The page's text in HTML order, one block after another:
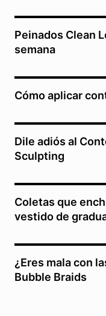
Peinados Clean
semana
Cómo aplicar
Dile adiós al
Sculpting
Coletas que
vestido de
¿Eres mala con
Bubble Braids